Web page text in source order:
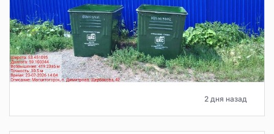
2 дня назад